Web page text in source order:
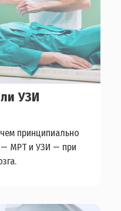
УЗИ
принципиально
— МРТ и УЗИ — при